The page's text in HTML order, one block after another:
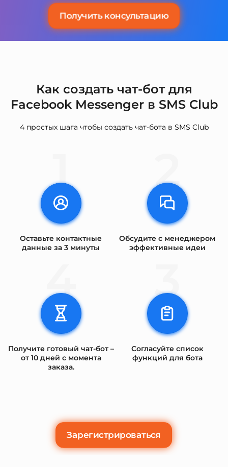
Получить консультацию
Как создать чат-бот для
Facebook Messenger в SMS Club
4 простых шага чтобы создать чат-бота в SMS Club
1
Оставьте контактные
данные за 3 минуты
2
Обсудите с менеджером
эффективные идеи
3
Согласуйте список
функций для бота
4
Получите готовый чат-бот –
от 10 дней с момента
заказа.
Зарегистрироваться